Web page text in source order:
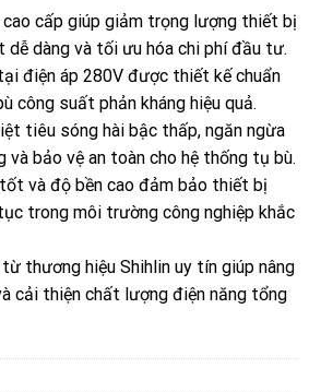
cấp giúp giảm trọng lượng thiết bị
dễ dàng và tối ưu hóa chi phí đầu tư.
điện áp 280V được thiết kế chuẩn
công suất phản kháng hiệu quả.
tiêu sóng hài bậc thấp, ngăn ngừa
và bảo vệ an toàn cho hệ thống tụ bù.
và độ bền cao đảm bảo thiết bị
trong môi trường công nghiệp khắc
thương hiệu Shihlin uy tín giúp nâng
cải thiện chất lượng điện năng tổng